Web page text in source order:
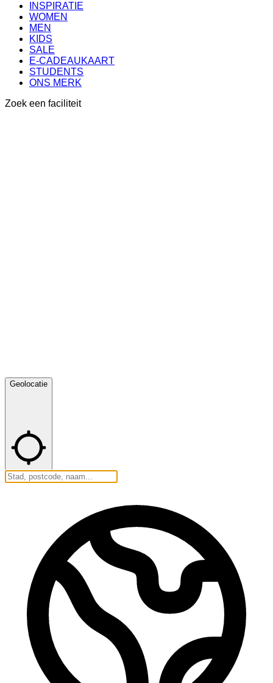
INSPIRATIE
WOMEN
MEN
KIDS
SALE
E-CADEAUKAART
STUDENTS
ONS MERK
Zoek een faciliteit
Geolocatie